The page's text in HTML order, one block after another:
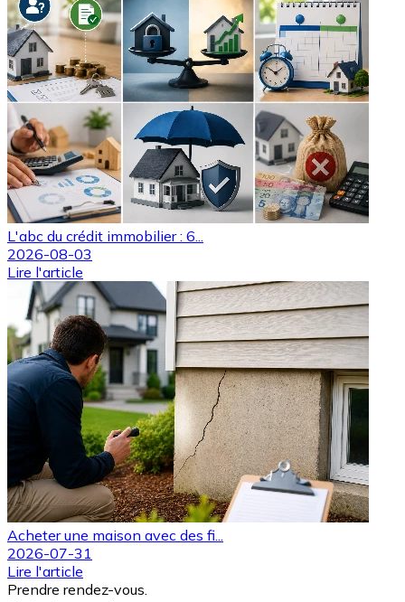
L'abc du crédit immobilier : 6...
2026-08-03
Lire l'article
Acheter une maison avec des fi...
2026-07-31
Lire l'article
Prendre rendez-vous.